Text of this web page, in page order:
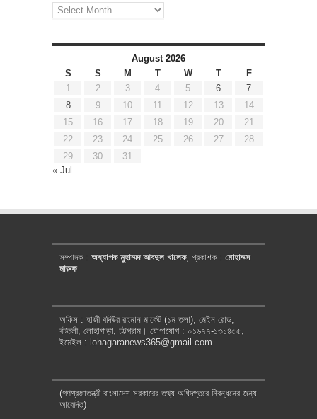
আর্কাইভ
August 2026
S
S M T W T
F
1
2 3 4 5 6
7
8
9 10 11 12 13
14
15
16 17 18 19 20
21
22
23 24 25 26 27
28
29
30
31
« Jul
সম্পাদক : অধ্যাপক মুহাম্মদ আবদুল খালেক, প্রকাশক : মোহাম্মদ
মারুফ
অফিস : হাজী বদিউর রহমান মার্কেট (১ম তলা), মেইন রোড,
বটতলী, লোহাগাড়া, চট্টগ্রাম। যোগাযোগ : ০১৬৭৭-১৩১৪৫৫,
ইমেইল : lohagaranews365@gmail.com
(গণপ্রজাতন্ত্রী বাংলাদেশ সরকারের তথ্য অধিদপ্তরে নিবন্ধনের জন্য
আবেদিত)